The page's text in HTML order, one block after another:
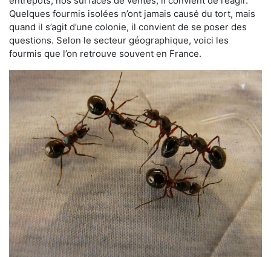
Quelques fourmis isolées n’ont jamais causé du tort, mais
quand il s’agit d’une colonie, il convient de se poser des
questions. Selon le secteur géographique, voici les
fourmis que l’on retrouve souvent en France.